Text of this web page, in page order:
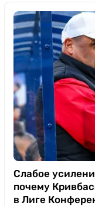
Слабое
почему
в Лиге